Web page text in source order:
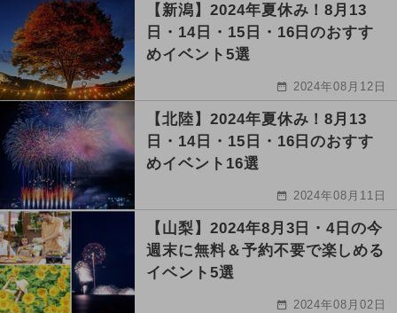
【新潟】2024年夏休み！8月13
日・14日・15日・16日のおすす
めイベント5選
2024年08月12日
【北陸】2024年夏休み！8月13
日・14日・15日・16日のおすす
めイベント16選
2024年08月11日
【山梨】2024年8月3日・4日の今
週末に無料＆予約不要で楽しめる
イベント5選
2024年08月02日